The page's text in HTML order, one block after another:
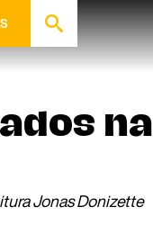
na
Jonas Donizette